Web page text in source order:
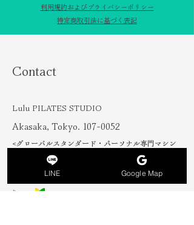
利用規約およびプライバシーポリシー
特定商取引法に基づく表記
Contact
Lulu PILATES STUDIO
Akasaka, Tokyo. 107-0052
<グローバルスタンダード・パーソナル専門マシン
ピラティススタジオ>
す。
LINE Google Map